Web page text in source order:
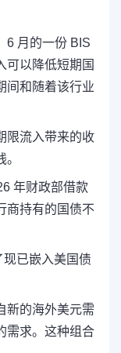
6 月的一份 BIS
可以降低短期国
间和随着该行业
限流入带来的收
年财政部借款
商持有的国债不
现已嵌入美国债
新的海外美元需
需求。这种组合